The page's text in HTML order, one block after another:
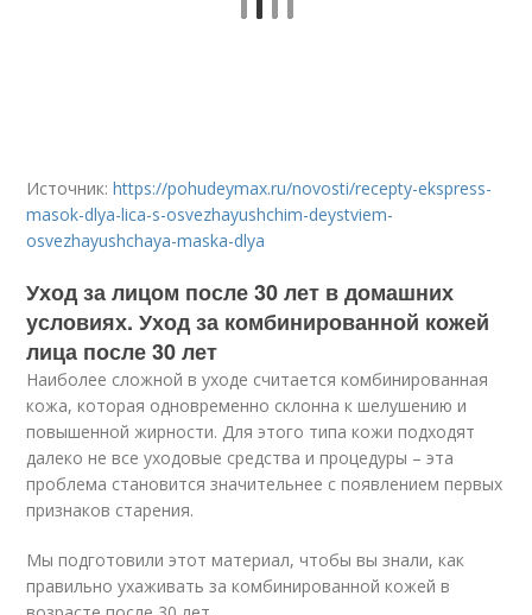
Источник:https://pohudeymax.ru/novosti/recepty-ekspress-
masok-dlya-lica-s-osvezhayushchim-deystviem-
osvezhayushchaya-maska-dlya
Уход за лицом после 30 лет в домашних
условиях. Уход за комбинированной кожей
лица после 30 лет
Наиболее сложной в уходе считается комбинированная
кожа, которая одновременно склонна к шелушению и
повышенной жирности. Для этого типа кожи подходят
далеко не все уходовые средства и процедуры – эта
проблема становится значительнее с появлением первых
признаков старения.
Мы подготовили этот материал, чтобы вы знали, как
правильно ухаживать за комбинированной кожей в